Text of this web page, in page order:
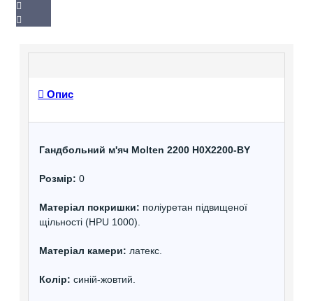
Опис
Гандбольний м'яч Molten 2200 H0X2200-BY
Розмір: 0
Матеріал покришки: поліуретан підвищеної
щільності (HPU 1000).
Матеріал камери: латекс.
Колір: синій-жовтий.